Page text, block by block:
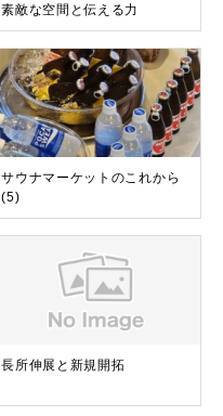
素敵な空間と伝える力
サウナマーケットのこれから
(5)
長所伸展と新規開拓